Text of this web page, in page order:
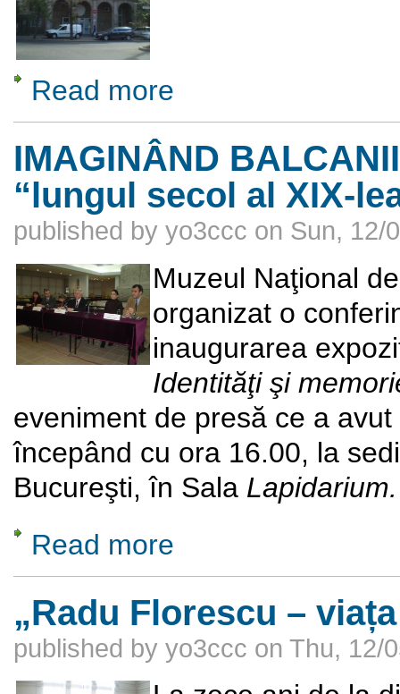
Read more
IMAGINÂND
“lungul secol al XIX-
published by yo3ccc on Sun, 12/
Muzeul Naţional
organizat o
inaugurarea
Identităţi şi
eveniment de presă ce a
începând cu ora 16.00, la
Bucureşti, în Sala Lapidarium.
Read more
„Radu Florescu –
published by yo3ccc on Thu, 12/